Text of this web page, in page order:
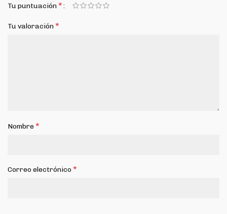
Tu puntuación*
Tu valoración*
Nombre*
Correo electrónico*